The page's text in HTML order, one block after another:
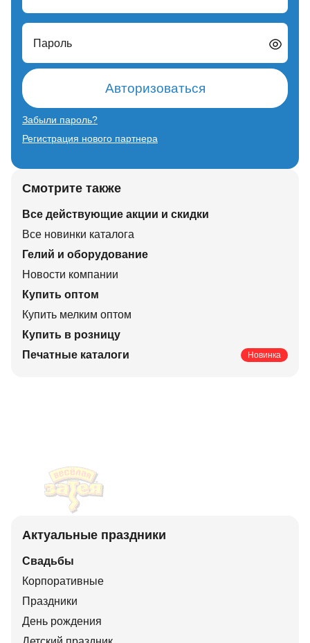
Пароль
Авторизоваться
Забыли пароль?
Регистрация нового партнера
Смотрите также
Все действующие акции и скидки
Все новинки каталога
Гелий и оборудование
Новости компании
Купить оптом
Купить мелким оптом
Купить в розницу
Печатные каталоги
Новинка
Актуальные праздники
Свадьбы
Корпоративные
Праздники
День рождения